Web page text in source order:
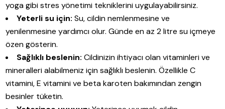
yoga gibi stres yönetimi tekniklerini uygulayabilirsiniz.
Yeterli su için: Su, cildin nemlenmesine ve
yenilenmesine yardımcı olur. Günde en az 2 litre su içmeye
özen gösterin.
Sağlıklı beslenin: Cildinizin ihtiyacı olan vitaminleri ve
mineralleri alabilmeniz için sağlıklı beslenin. Özellikle C
vitamini, E vitamini ve beta karoten bakımından zengin
besinler tüketin.